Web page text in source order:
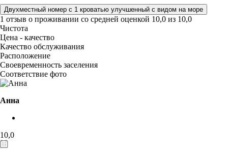
Двухместный номер с 1 кроватью улучшенный с видом на море
1 отзыв о проживании со средней оценкой 10,0 из 10,0
Чистота
Цена - качество
Качество обслуживания
Расположение
Своевременность заселения
Соответствие фото
Анна
10,0